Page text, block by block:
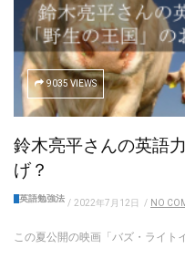
9035 VIEWS
鈴木亮平さんの英語
げ？
英語勉強法 / 2022年7月12日 / NO
この夏公開の映画「バズ・ライト